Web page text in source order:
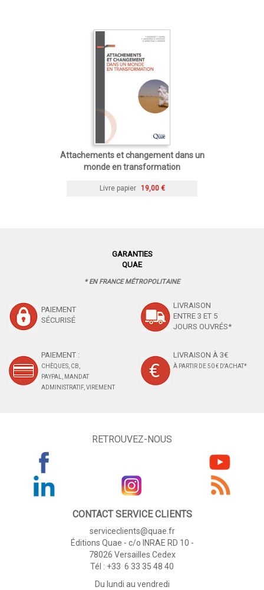
Attachements et changement dans un
monde en transformation
Livre papier 19,00 €
GARANTIES
QUAE
* EN FRANCE MÉTROPOLITAINE
PAIEMENT
SÉCURISÉ
LIVRAISON
ENTRE 3 ET 5
JOURS OUVRÉS*
PAIEMENT :
CHÈQUES, CB,
PAYPAL, MANDAT
ADMINISTRATIF, VIREMENT
LIVRAISON À 3€
À PARTIR DE 50 € D'ACHAT*
RETROUVEZ-NOUS
CONTACT SERVICE CLIENTS
serviceclients@quae.fr
Éditions Quae - c/o INRAE RD 10 -
78026 Versailles Cedex
Tél : +33 6 33 35 48 40
Du lundi au vendredi